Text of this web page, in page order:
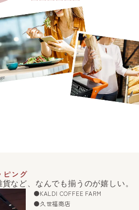
ピング
貨など、なんでも揃うのが嬉しい。
●KALDI COFFEE FARM
●久世福商店